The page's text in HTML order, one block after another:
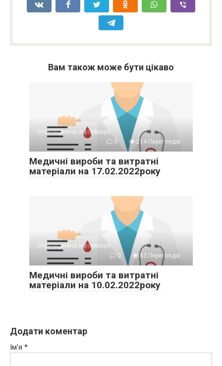
Вам також може бути цікаво
Оприлюднена інформація
0
214 Переглядів
Медичні вироби та витратні
матеріали на 17.02.2022року
Оприлюднена інформація
0
83 Переглядів
Медичні вироби та витратні
матеріали на 10.02.2022року
Додати коментар
Ім'я *